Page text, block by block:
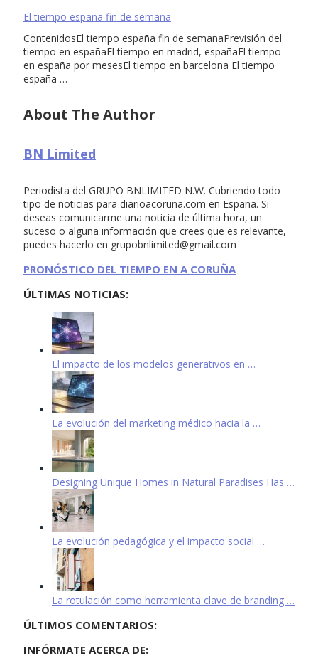
El tiempo españa fin de semana
ContenidosEl tiempo españa fin de semanaPrevisión del
tiempo en españaEl tiempo en madrid, españaEl tiempo
en españa por mesesEl tiempo en barcelona El tiempo
españa …
About The Author
BN Limited
Periodista del GRUPO BNLIMITED N.W. Cubriendo todo
tipo de noticias para diarioacoruna.com en España. Si
deseas comunicarme una noticia de última hora, un
suceso o alguna información que crees que es relevante,
puedes hacerlo en grupobnlimited@gmail.com
PRONÓSTICO DEL TIEMPO EN A CORUÑA
ÚLTIMAS NOTICIAS:
El impacto de los modelos generativos en …
La evolución del marketing médico hacia la …
Designing Unique Homes in Natural Paradises Has …
La evolución pedagógica y el impacto social …
La rotulación como herramienta clave de branding …
ÚLTIMOS COMENTARIOS:
INFÓRMATE ACERCA DE: